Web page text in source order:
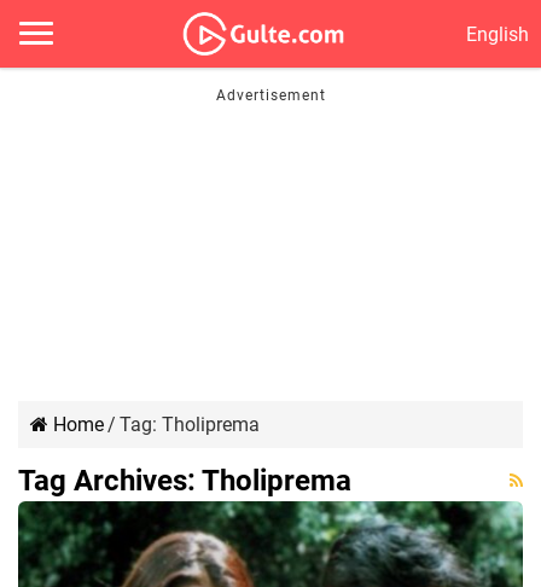
English
Home/ Tag: Tholiprema
Tag Archives: Tholiprema